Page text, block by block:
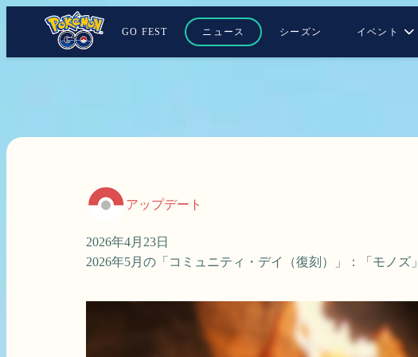
GO FEST ニュース シーズン イベント
アップデート
2026年4月23日
2026年5月の「コミュニティ・デイ（復刻）」：「モノズ」